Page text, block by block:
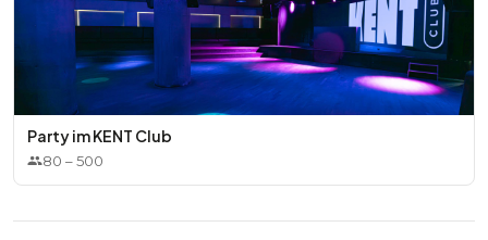
Party im KENT Club
80 –500